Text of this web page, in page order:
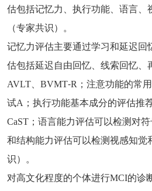
估包括记忆力、执行功能、语言、
（专家共识）。
记忆力评估主要通过学习和延迟回
估包括延迟自由回忆、线索回忆、
AVLT、BVMT⁃R；注意功能的常
试A；执行功能基本成分的评估推
CaST；语言能力评估可以检测对
和结构能力评估可以检测视感知觉
识）。
对高文化程度的个体进行MCI的诊